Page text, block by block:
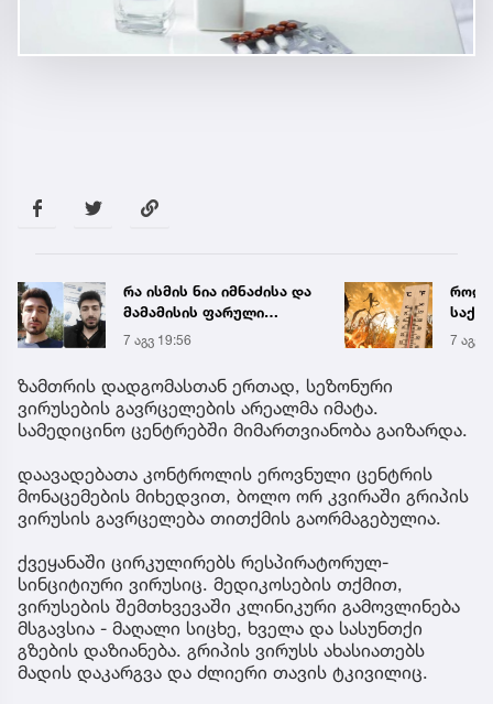
რა ისმის ნია იმნაძისა და
მამამისის ფარული
ჩანაწერიდან - გიგა
ავალიანის მკვლელობის
7 აგვ 19:56 7 აგვ
ზამთრის დადგომასთან ერთად, სეზონური
ვირუსების გავრცელების არეალმა იმატა.
სამედიცინო ცენტრებში მიმართვიანობა გაიზარდა.
დაავადებათა კონტროლის ეროვნული ცენტრის
მონაცემების მიხედვით, ბოლო ორ კვირაში გრიპის
ვირუსის გავრცელება თითქმის გაორმაგებულია.
ქვეყანაში ცირკულირებს რესპირატორულ-
სინციტიური ვირუსიც. მედიკოსების თქმით,
ვირუსების შემთხვევაში კლინიკური გამოვლინება
მსგავსია - მაღალი სიცხე, ხველა და სასუნთქი
გზების დაზიანება. გრიპის ვირუსს ახასიათებს
მადის დაკარგვა და ძლიერი თავის ტკივილიც.